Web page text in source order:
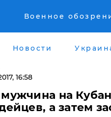
Военное
Новости
16:58
на
а затем